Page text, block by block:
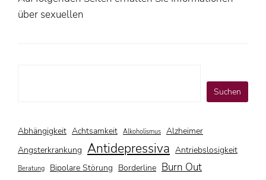
über sexuellen
Suchen
Abhängigkeit Achtsamkeit Alkoholismus Alzheimer
Angsterkrankung Antidepressiva Antriebslosigkeit
Beratung Bipolare Störung Borderline Burn Out